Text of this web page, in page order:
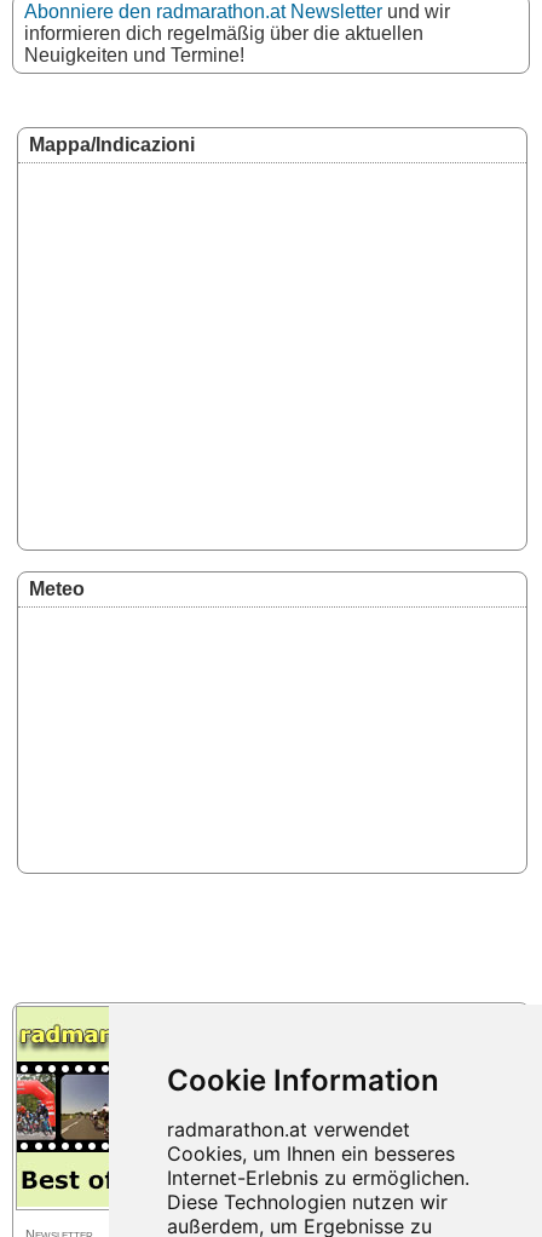
Mappa/Indicazioni
Meteo
Abonniere den radmarathon.at Newsletter und wir
informieren dich regelmäßig über die aktuellen
Neuigkeiten und Termine!